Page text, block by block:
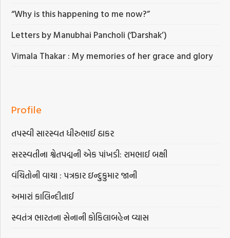
“Why is this happening to me now?”
Letters by Manubhai Pancholi (‘Darshak’)
Vimala Thakar : My memories of her grace and glory
Profile
તપસ્વી સારસ્વત ધીરુભાઈ ઠાકર
સરસ્વતીના શ્વેતપદ્મની એક પાંખડી: રામભાઈ બક્ષી
વંચિતોની વાચા : પત્રકાર ઇન્દુકુમાર જાની
અમારાં કાલિન્દીતાઈ
સ્વતંત્ર ભારતના સેનાની કોકિલાબહેન વ્યાસ